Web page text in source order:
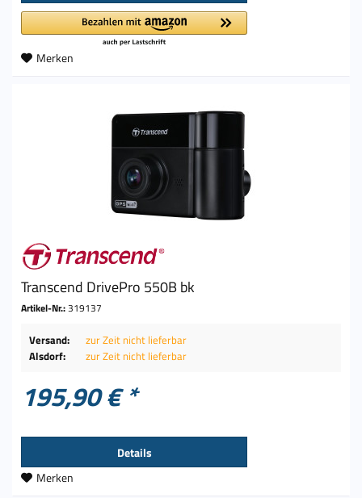
Merken
Transcend DrivePro 550B bk
Artikel-Nr.:319137
Versand:
zur Zeit nicht lieferbar
Alsdorf:
zur Zeit nicht lieferbar
195,90 € *
Details
Merken